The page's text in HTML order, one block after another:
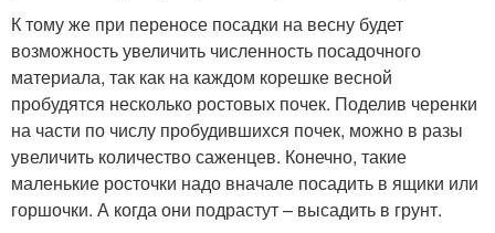
К тому же при переносе посадки на весну будет
возможность увеличить численность посадочного
материала, так как на каждом корешке весной
пробудятся несколько ростовых почек. Поделив черенки
на части по числу пробудившихся почек, можно в разы
увеличить количество саженцев. Конечно, такие
маленькие росточки надо вначале посадить в ящики или
горшочки. А когда они подрастут – высадить в грунт.